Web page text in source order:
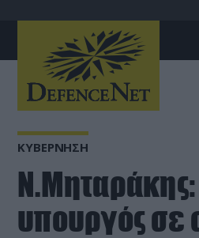
ΚΥΒΕΡΝΗΣΗ
υπουργός σε